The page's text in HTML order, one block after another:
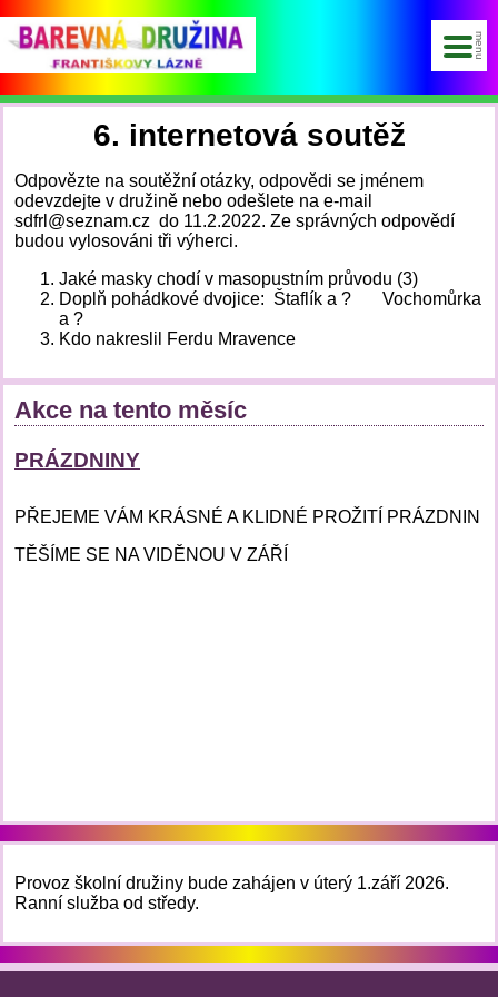
6. internetová soutěž
Odpovězte na soutěžní otázky, odpovědi se jménem
odevzdejte v družině nebo odešlete na e-mail
sdfrl@seznam.cz do 11.2.2022. Ze správných odpovědí
budou vylosováni tři výherci.
Jaké masky chodí v masopustním průvodu (3)
Doplň pohádkové dvojice: Štaflík a ? Vochomůrka
a ?
Kdo nakreslil Ferdu Mravence
Akce na tento měsíc
PRÁZDNINY
PŘEJEME VÁM KRÁSNÉ A KLIDNÉ PROŽITÍ PRÁZDNIN
TĚŠÍME SE NA VIDĚNOU V ZÁŘÍ
Provoz školní družiny bude zahájen v úterý 1.září 2026.
Ranní služba od středy.